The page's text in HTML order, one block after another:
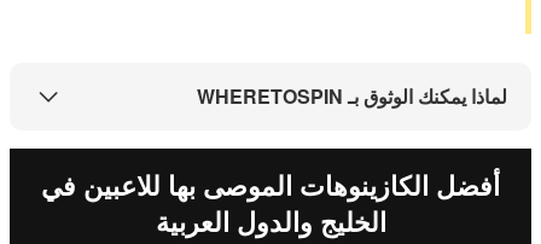
لماذا يمكنك الوثوق بـ WHERETOSPIN
أفضل الكازينوهات الموصى بها للاعبين في
الخليج والدول العربية